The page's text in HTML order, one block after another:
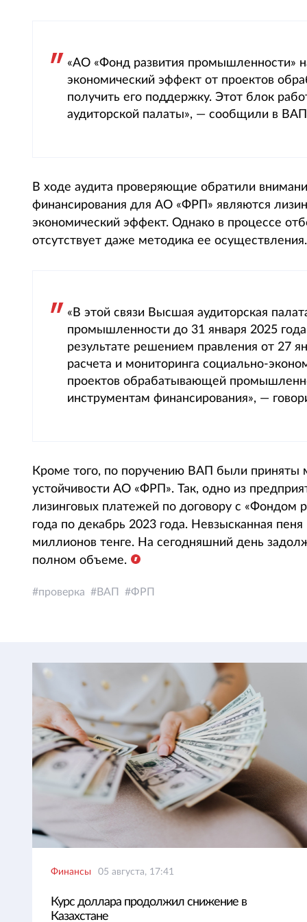
«АО «Фонд развития промышленности»
экономический эффект от проектов
получить его поддержку. Этот блок
аудиторской палаты», — сообщили в
В ходе аудита проверяющие обратили
финансирования для АО «ФРП» являются
экономический эффект. Однако в процессе
отсутствует даже методика ее осуществления.
«В этой связи Высшая аудиторская
промышленности до 31 января 2025
результате решением правления от 27
расчета и мониторинга социально-
проектов обрабатывающей
инструментам финансирования», —
Кроме того, по поручению ВАП были приняты
устойчивости АО «ФРП». Так, одно из
лизинговых платежей по договору с «Фондом
года по декабрь 2023 года. Невзысканная
миллионов тенге. На сегодняшний день
полном объеме.
проверка ВАП ФРП
Финансы 05 августа, 17:41
Курс доллара продолжил снижение в
Казахстане